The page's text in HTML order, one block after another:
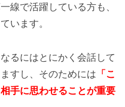
線で活躍している方も、
います。
るにはとにかく会話して
すし、そのためには 「こ
手に思わせることが重要